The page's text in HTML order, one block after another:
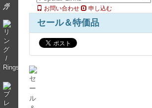
お問い合わせ 申し込む
セール＆特価品